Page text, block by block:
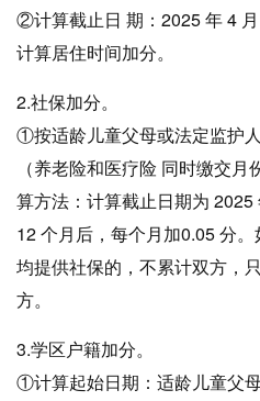
②计算截止日 期：2025 年 4
计算居住时间加分。
2.社保加分。
①按适龄儿童父母或法定监护
（养老险和医疗险 同时缴交
算方法：计算截止日期为
12 个月后，每个月加0.05 分
均提供社保的，不累计双方，
方。
3.学区户籍加分。
①计算起始日期：适龄儿童父